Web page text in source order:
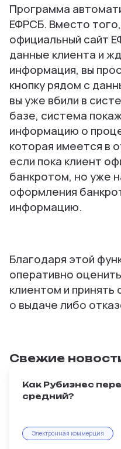
Программа
ЕФРСБ. Вместо
официальный сайт
данные клиента и
информация, вы
кнопку рядом с
вы уже вбили в
базе, система
информацию о
которая имеется в
если пока клиент
банкротом, но уже
оформления
информацию.
Благодаря этой
оперативно
клиентом и
о выдаче либо
Свежие
Как Рубизнес
средний?
продавца. И
Электронная коммерция